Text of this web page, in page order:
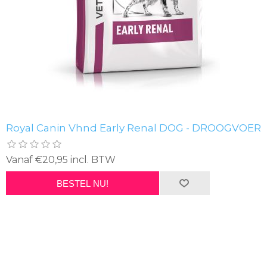
Royal Canin Vhnd Early Renal DOG - DROOGVOER
Vanaf €20,95 incl. BTW
BESTEL NU!